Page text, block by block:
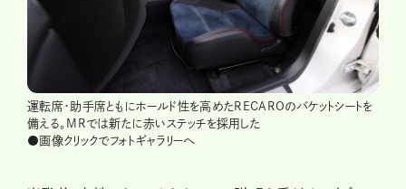
運転席・助手席ともにホールド性を高めたRECAROのバケットシートを
備える。MRでは新たに赤いステッチを採用した
●画像クリックでフォトギャラリーへ